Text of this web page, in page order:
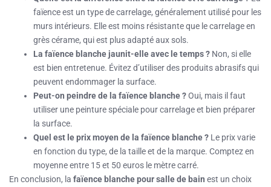
faïence est un type de carrelage, généralement utilisé pour les
murs intérieurs. Elle est moins résistante que le carrelage en
grès cérame, qui est plus adapté aux sols.
La faïence blanche jaunit-elle avec le temps ? Non, si elle
est bien entretenue. Évitez d’utiliser des produits abrasifs qui
peuvent endommager la surface.
Peut-on peindre de la faïence blanche ?Oui, mais il faut
utiliser une peinture spéciale pour carrelage et bien préparer
la surface.
Quel est le prix moyen de la faïence blanche ? Le prix varie
en fonction du type, de la taille et de la marque. Comptez en
moyenne entre 15 et 50 euros le mètre carré.
En conclusion, la faïence blanche pour salle de bain est un choix